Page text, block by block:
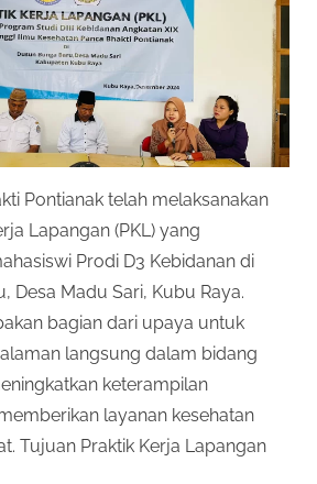
Pontianak telah melaksanakan
Lapangan (PKL) yang
Prodi D3 Kebidanan di
Desa Madu Sari, Kubu Raya.
bagian dari upaya untuk
langsung dalam bidang
keterampilan
layanan kesehatan
Tujuan Praktik Kerja Lapangan